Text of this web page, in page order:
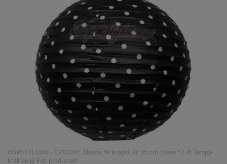
OŚWIETLENIE - OZDOBY. Abażur W kropki, śr. 35 cm. Cena 17 zł, lampy-
krakow.pl Fot. producent